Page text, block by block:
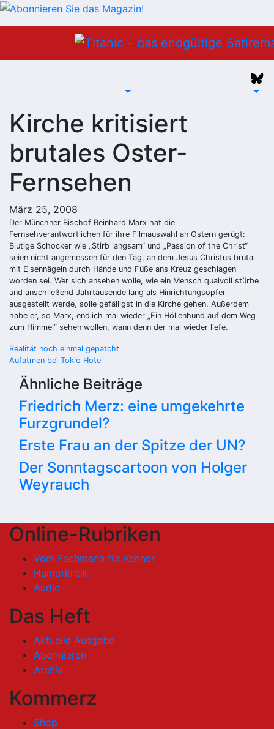
Kirche kritisiert
brutales Oster-
Fernsehen
März 25, 2008
Der Münchner Bischof Reinhard Marx hat die
Fernsehverantwortlichen für ihre Filmauswahl an Ostern gerügt:
Blutige Schocker wie „Stirb langsam“ und „Passion of the Christ“
seien nicht angemessen für den Tag, an dem Jesus Christus brutal
mit Eisennägeln durch Hände und Füße ans Kreuz geschlagen
worden sei. Wer sich ansehen wolle, wie ein Mensch qualvoll stürbe
und anschließend Jahrtausende lang als Hinrichtungsopfer
ausgestellt werde, solle gefälligst in die Kirche gehen. Außerdem
habe er, so Marx, endlich mal wieder „Ein Höllenhund auf dem Weg
zum Himmel“ sehen wollen, wann denn der mal wieder liefe.
Beitragsnavigation
Realität noch einmal gepatcht
Aufatmen bei Tokio Hotel
Ähnliche Beiträge
Friedrich Merz: eine umgekehrte
Furzgrundel?
Erste Frau an der Spitze der UN?
Der Sonntagscartoon von Holger
Weyrauch
Online-Rubriken
Vom Fachmann für Kenner
Humorkritik
Audio
Das Heft
Aktuelle Ausgabe
Abonnieren
Archiv
Kommerz
Shop